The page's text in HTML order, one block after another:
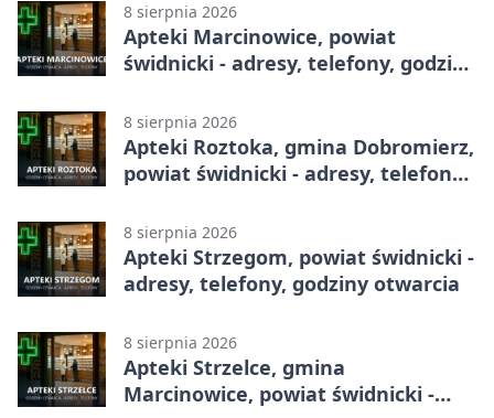
8 sierpnia 2026
Apteki Marcinowice, powiat
świdnicki - adresy, telefony, godziny
8 sierpnia 2026
Apteki Roztoka, gmina Dobromierz,
powiat świdnicki - adresy, telefony,
8 sierpnia 2026
Apteki Strzegom, powiat świdnicki -
adresy, telefony, godziny otwarcia
8 sierpnia 2026
Apteki Strzelce, gmina
Marcinowice, powiat świdnicki -